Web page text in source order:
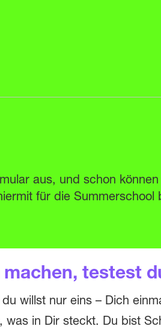
aus, und schon
für die Summerschool
testest
willst nur eins – Dich
in Dir steckt. Du bist